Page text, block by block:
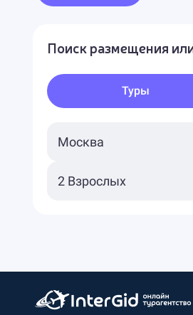
Поиск размещения
Туры